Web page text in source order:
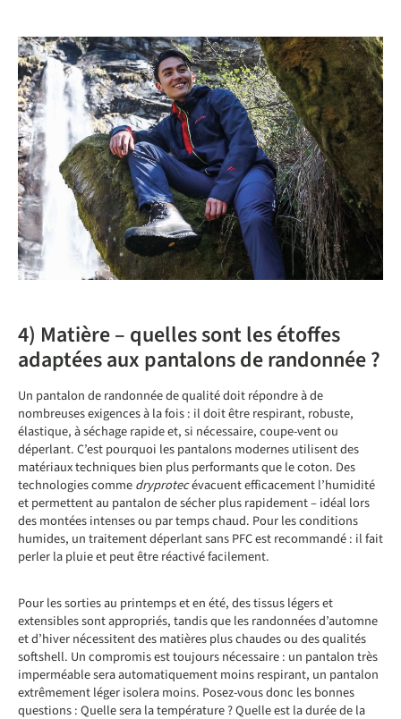
4) Matière – quelles sont les étoffes
adaptées aux pantalons de randonnée ?
Un pantalon de randonnée de qualité doit répondre à de
nombreuses exigences à la fois : il doit être respirant, robuste,
élastique, à séchage rapide et, si nécessaire, coupe-vent ou
déperlant. C’est pourquoi les pantalons modernes utilisent des
matériaux techniques bien plus performants que le coton. Des
technologies commedryprotecévacuent efficacement l’humidité
et permettent au pantalon de sécher plus rapidement – idéal lors
des montées intenses ou par temps chaud. Pour les conditions
humides, un traitement déperlant sans PFC est recommandé : il fait
perler la pluie et peut être réactivé facilement.
Pour les sorties au printemps et en été, des tissus légers et
extensibles sont appropriés, tandis que les randonnées d’automne
et d’hiver nécessitent des matières plus chaudes ou des qualités
softshell. Un compromis est toujours nécessaire : un pantalon très
imperméable sera automatiquement moins respirant, un pantalon
extrêmement léger isolera moins. Posez-vous donc les bonnes
questions : Quelle sera la température ? Quelle est la durée de la